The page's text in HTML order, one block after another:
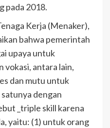
pada 2018.
Kerja (Menaker),
bahwa pemerintah
upaya untuk
vokasi, antara lain,
dan mutu untuk
dengan
_triple skill karena
yaitu: (1) untuk orang